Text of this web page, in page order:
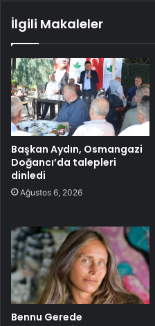
İlgili Makaleler
Başkan Aydın, Osmangazi
Doğancı’da talepleri
dinledi
Ağustos 6, 2026
Bennu Gerede